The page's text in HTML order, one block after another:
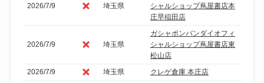
2026/7/9 埼玉県
シャルショップ蔦屋書店本
庄早稲田店
2026/7/9 埼玉県
ガシャポンバンダイオフィ
シャルショップ蔦屋書店東
松山店
2026/7/9
埼玉県 クレゲ倉庫 本庄店